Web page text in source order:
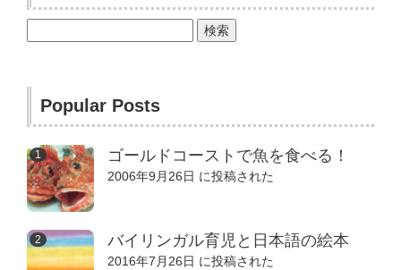
索:
Popular Posts
ゴールドコーストで魚を食べる！
2006年9月26日 に投稿された
バイリンガル育児と日本語の絵本
2016年7月26日 に投稿された